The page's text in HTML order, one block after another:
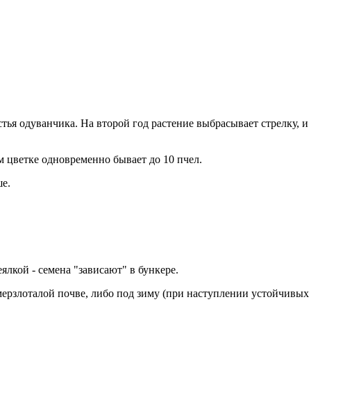
одуванчика. На второй год растение выбрасывает стрелку, и
одновременно бывает до 10 пчел.
- семена "зависают" в бункере.
почве, либо под зиму (при наступлении устойчивых